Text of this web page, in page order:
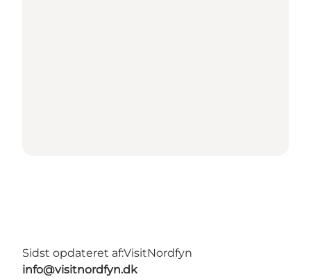
Sidst opdateret af:VisitNordfyn
info@visitnordfyn.dk